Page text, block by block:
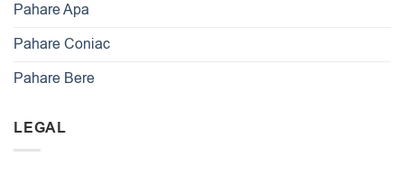
Pahare Apa
Pahare Coniac
Pahare Bere
LEGAL